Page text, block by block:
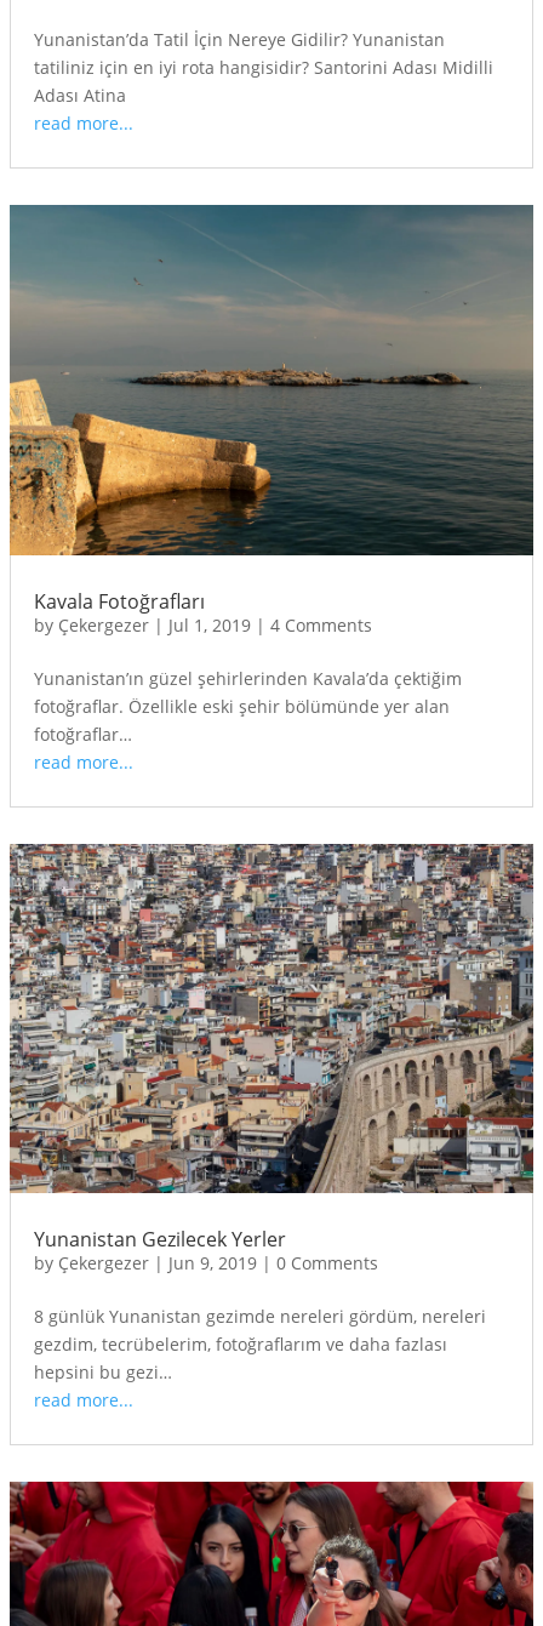
Yunanistan’da Tatil İçin Nereye Gidilir? Yunanistan
tatiliniz için en iyi rota hangisidir? Santorini Adası Midilli
Adası Atina
read more...
Kavala Fotoğrafları
by Çekergezer| Jul 1, 2019| 4 Comments
Yunanistan’ın güzel şehirlerinden Kavala’da çektiğim
fotoğraflar. Özellikle eski şehir bölümünde yer alan
fotoğraflar…
read more...
Yunanistan Gezilecek Yerler
by Çekergezer| Jun 9, 2019| 0 Comments
8 günlük Yunanistan gezimde nereleri gördüm, nereleri
gezdim, tecrübelerim, fotoğraflarım ve daha fazlası
hepsini bu gezi…
read more...